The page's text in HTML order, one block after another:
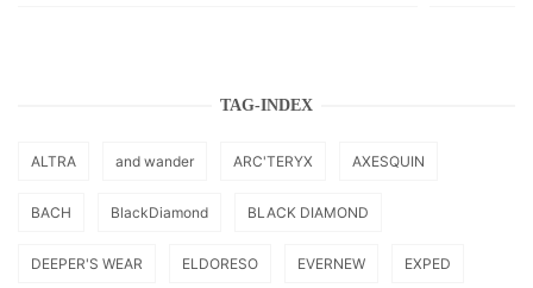
TAG-INDEX
ALTRA and wander ARC'TERYX AXESQUIN
BACH BlackDiamond BLACK DIAMOND
DEEPER'S WEAR ELDORESO EVERNEW EXPED